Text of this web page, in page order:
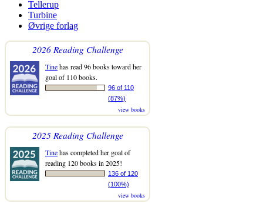
Tellerup
Turbine
Øvrige forlag
2026 Reading Challenge
Tinehas read 96 books toward her
goal of 110 books.
96 of 110
(87%)
view books
2025 Reading Challenge
Tinehas completed her goal of
reading 120 books in 2025!
136 of 120
(100%)
view books